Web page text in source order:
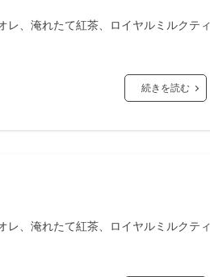
、淹れたて紅茶、ロイヤルミルクティ
続きを読む
、淹れたて紅茶、ロイヤルミルクティ